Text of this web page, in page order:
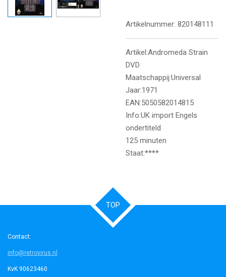
Artikelnummer: 820148111
Artikel:Andromeda Strain
DVD
Maatschappij:Universal
Jaar:1971
EAN:5050582014815
Info:UK import Engels
ondertiteld
125 minuten
Staat:****
TOP
Contact:
info@retrovirus.nl
KvK 90623460